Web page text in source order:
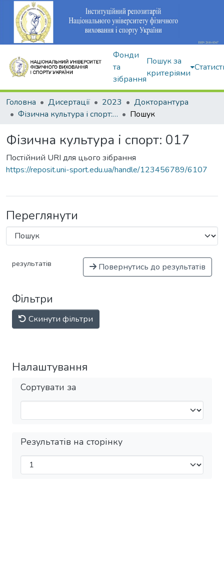
Фонди
та
зібрання
Пошук за
критеріями
Головна Дисертації 2023
Докторантура
Фізична культура і спорт: 017
Пошук
Фізична культура і спорт: 017
Постійний URI для цього зібрання
https://reposit.uni-sport.edu.ua/handle/123456789/6107
Переглянути
результатів Повернутись до результатів
Фільтри
Скинути фільтри
Налаштування
Сортувати за
Результатів на сторінку